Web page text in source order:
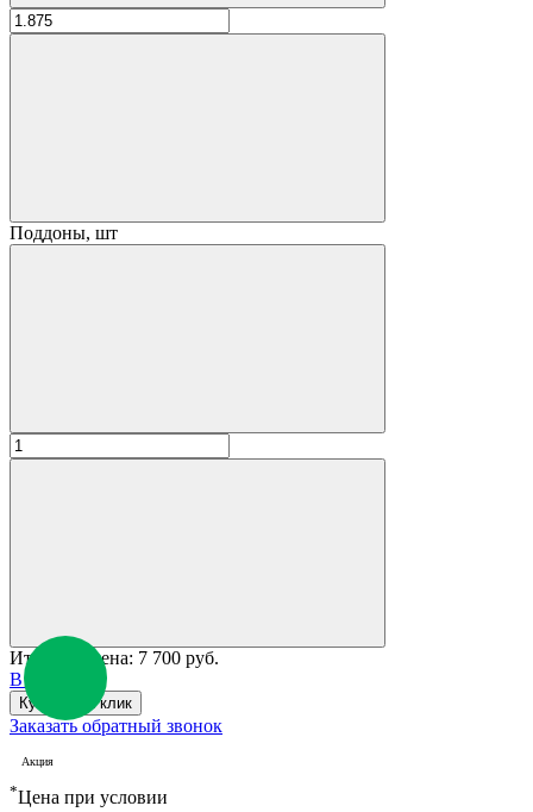
Поддоны, шт
Итоговая цена: 7 700 руб.
В корзину
Купить в 1 клик
Заказать обратный звонок
Акция
*Цена при условии